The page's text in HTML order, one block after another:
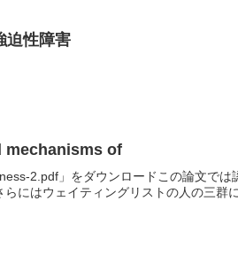
迫性障害
mechanisms of
2.pdf」をダウンロードこの論文では
にはウェイティングリストの人の三群